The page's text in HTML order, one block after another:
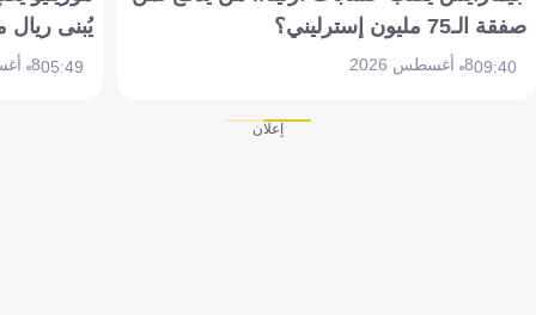
صفقة الـ75 مليون إسترليني؟
09:408 أغسطس 2026
يُبنى ريال
05:498 أغسطس 2026
إعلان